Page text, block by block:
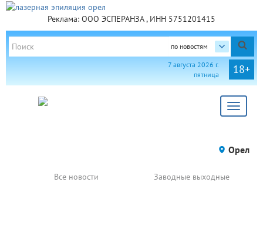
Реклама: ООО ЭСПЕРАНЗА , ИНН 5751201415
по новостям
18+
7 августа 2026 г.
пятница
Toggle
Орел
Все новости Заводные выходные